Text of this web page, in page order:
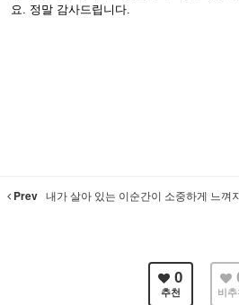
요. 정말 감사드립니다.
Prev 내가 살아 있는 이순간이 소중하게 느껴
0
추천 비추